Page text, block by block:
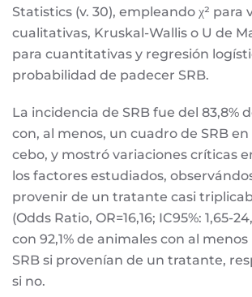
Statistics (v. 30), empleando χ² para
cualitativas, Kruskal-Wallis o U de
para cuantitativas y regresión
probabilidad de padecer SRB.
La incidencia de SRB fue del 83,8%
con, al menos, un cuadro de SRB
cebo, y mostró variaciones críticas
los factores estudiados,
provenir de un tratante casi
(Odds Ratio, OR=16,16; IC95%: 1,65-
con 92,1% de animales con al
SRB si provenían de un tratante,
si no.